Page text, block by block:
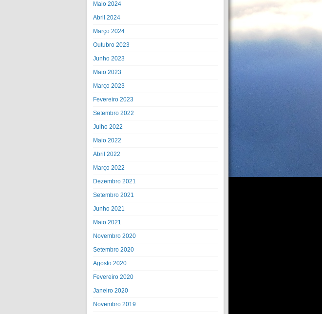
Maio 2024
Abril 2024
Março 2024
Outubro 2023
Junho 2023
Maio 2023
Março 2023
Fevereiro 2023
Setembro 2022
Julho 2022
Maio 2022
Abril 2022
Março 2022
Dezembro 2021
Setembro 2021
Junho 2021
Maio 2021
Novembro 2020
Setembro 2020
Agosto 2020
Fevereiro 2020
Janeiro 2020
Novembro 2019